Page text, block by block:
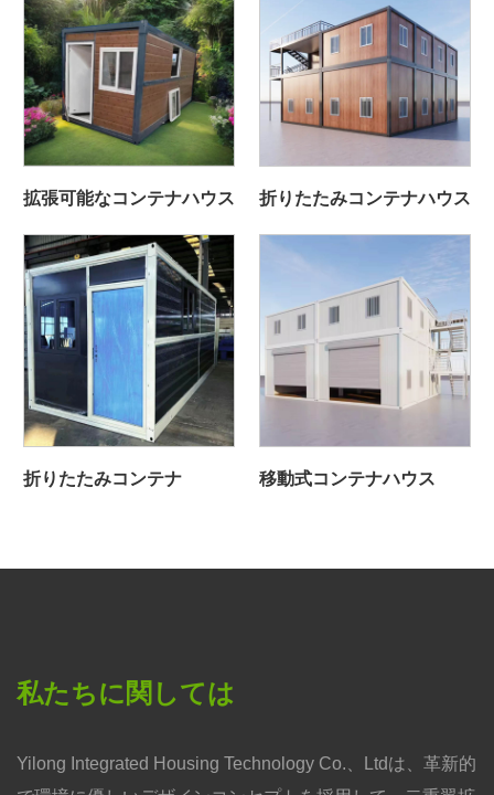
拡張可能なコンテナハウス 折りたたみコンテナハウス
折りたたみコンテナ 移動式コンテナハウス
私たちに関しては
Yilong Integrated Housing Technology Co.、Ltdは、革新的